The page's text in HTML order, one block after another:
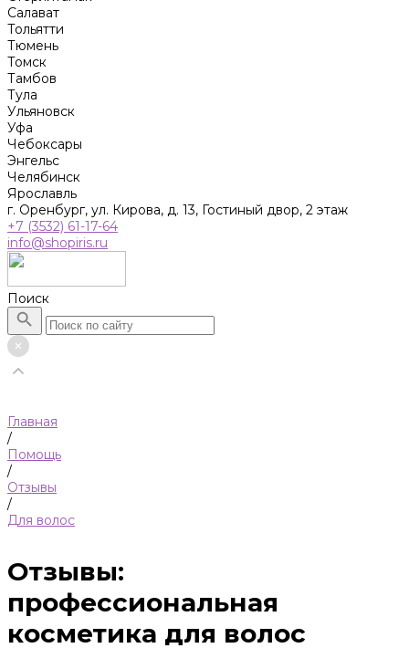
Салават
Тольятти
Тюмень
Томск
Тамбов
Тула
Ульяновск
Уфа
Чебоксары
Энгельс
Челябинск
Ярославль
г. Оренбург, ул. Кирова, д. 13, Гостиный двор, 2 этаж
+7 (3532) 61-17-64
info@shopiris.ru
Поиск
Главная
/
Помощь
/
Отзывы
/
Для волос
Отзывы:
профессиональная
косметика для волос